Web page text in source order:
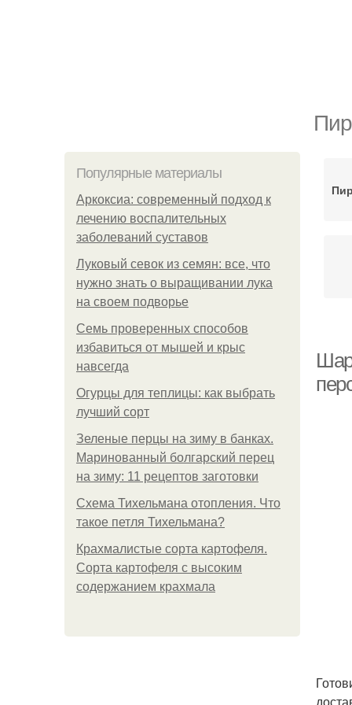
Популярные материалы
Аркоксиа: современный подход к
лечению воспалительных
заболеваний суставов
Луковый севок из семян: все, что
нужно знать о выращивании лука
на своем подворье
Семь проверенных способов
избавиться от мышей и крыс
навсегда
Огурцы для теплицы: как выбрать
лучший сорт
Зеленые перцы на зиму в банках.
Маринованный болгарский перец
на зиму: 11 рецептов заготовки
Схема Тихельмана отопления. Что
такое петля Тихельмана?
Крахмалистые сорта картофеля.
Сорта картофеля с высоким
содержанием крахмала